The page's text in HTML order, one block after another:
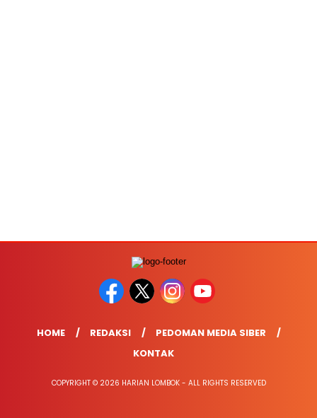
HOME REDAKSI
PEDOMAN MEDIA SIBER
KONTAK
COPYRIGHT © 2026 HARIAN LOMBOK - ALL RIGHTS RESERVED